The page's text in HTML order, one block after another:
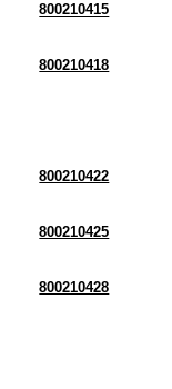
800210415
800210418
800210422
800210425
800210428